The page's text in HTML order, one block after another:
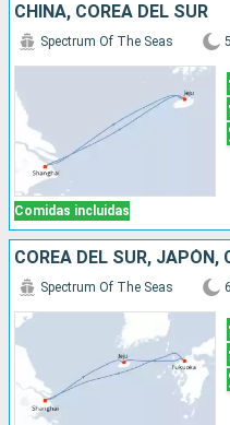
CHINA, COREA DEL SUR
Comidas incluidas
Spectrum Of The Seas
COREA DEL SUR, JAPÓN,
Spectrum Of The Seas